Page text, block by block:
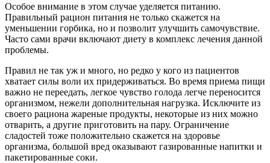
Особое внимание в этом случае уделяется питанию.
Правильный рацион питания не только скажется на
уменьшении горбика, но и позволит улучшить самочувствие.
Часто сами врачи включают диету в комплекс лечения данной
проблемы.
Правил не так уж и много, но редко у кого из пациентов
хватает силы воли их придерживаться. Во время приема пищи
важно не переедать, легкое чувство голода легче переносится
организмом, нежели дополнительная нагрузка. Исключите из
своего рациона жареные продукты, некоторые из них можно
отварить, а другие приготовить на пару. Ограничение
сладостей тоже положительно скажется на здоровье
организма, большой вред оказывают газированные напитки и
пакетированные соки.